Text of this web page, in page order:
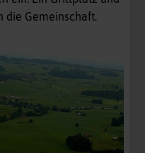
die Gemeinschaft.